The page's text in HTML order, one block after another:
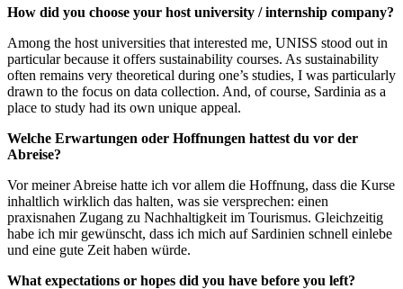
How did you choose your host university / internship company?
Among the host universities that interested me, UNISS stood out in
particular because it offers sustainability courses. As sustainability
often remains very theoretical during one’s studies, I was particularly
drawn to the focus on data collection. And, of course, Sardinia as a
place to study had its own unique appeal.
Welche Erwartungen oder Hoffnungen hattest du vor der
Abreise?
Vor meiner Abreise hatte ich vor allem die Hoffnung, dass die Kurse
inhaltlich wirklich das halten, was sie versprechen: einen
praxisnahen Zugang zu Nachhaltigkeit im Tourismus. Gleichzeitig
habe ich mir gewünscht, dass ich mich auf Sardinien schnell einlebe
und eine gute Zeit haben würde.
What expectations or hopes did you have before you left?